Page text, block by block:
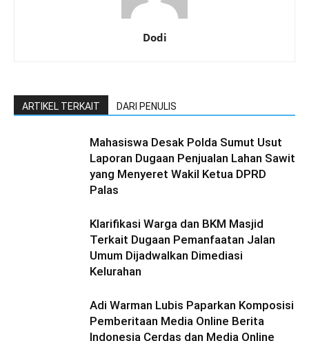
Dodi
ARTIKEL TERKAIT DARI PENULIS
Mahasiswa Desak Polda Sumut Usut
Laporan Dugaan Penjualan Lahan Sawit
yang Menyeret Wakil Ketua DPRD
Palas
Klarifikasi Warga dan BKM Masjid
Terkait Dugaan Pemanfaatan Jalan
Umum Dijadwalkan Dimediasi
Kelurahan
Adi Warman Lubis Paparkan Komposisi
Pemberitaan Media Online Berita
Indonesia Cerdas dan Media Online